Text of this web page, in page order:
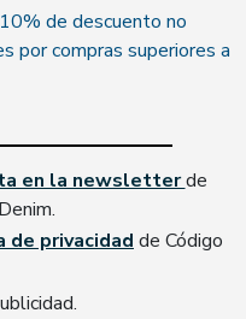
de descuento no
por compras superiores a
en la newsletterde
de privacidadde Código